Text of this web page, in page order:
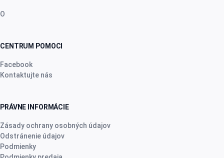
O
CENTRUM POMOCI
Facebook
Kontaktujte nás
PRÁVNE INFORMÁCIE
Zásady ochrany osobných údajov
Odstránenie údajov
Podmienky